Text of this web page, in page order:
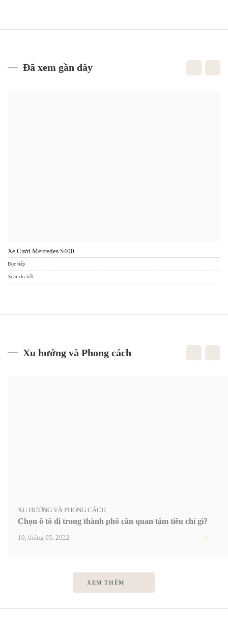
Đã xem gần đây
Xe Cưới Mercedes S400
Đọc tiếp
Xem chi tiết
Xu hướng và Phong cách
XU HƯỚNG VÀ PHONG CÁCH
Chọn ô tô đi trong thành phố cần quan tâm tiêu chí gì?
10, tháng 05, 2022
XEM THÊM